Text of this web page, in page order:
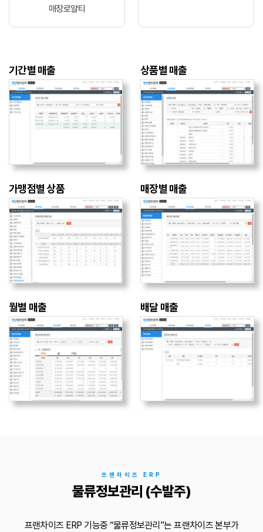
매장로얄티
기간별 매출 상품별 매출
가맹점별 상품 매장별 매출
월별 매출 배달 매출
프랜차이즈 ERP
물류정보관리 (수발주)
프랜차이즈 ERP 기능중 “물류정보관리”는 프랜차이즈 본부가